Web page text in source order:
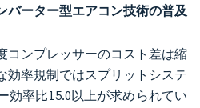
バーター型エアコン技術の普及
コンプレッサーのコスト差は縮
効率規制ではスプリットシステ
効率比15.0以上が求められてい